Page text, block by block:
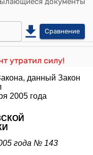
Сравнение
утратил силу!